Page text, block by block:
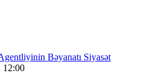
Siyasət
12:00